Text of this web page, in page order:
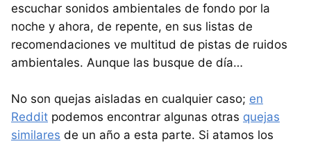
escuchar sonidos ambientales de fondo por la
noche y ahora, de repente, en sus listas de
recomendaciones ve multitud de pistas de ruidos
ambientales. Aunque las busque de día…
No son quejas aisladas en cualquier caso; en
Reddit podemos encontrar algunas otras quejas
similares de un año a esta parte. Si atamos los